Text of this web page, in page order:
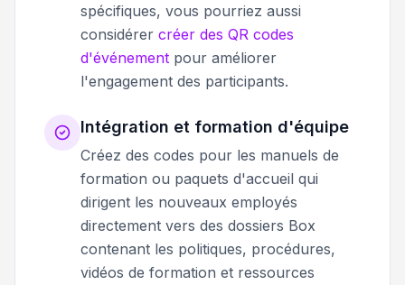
spécifiques, vous pourriez aussi
considérer créer des QR codes
d'événement pour améliorer
l'engagement des participants.
Intégration et formation d'équipe
Créez des codes pour les manuels de
formation ou paquets d'accueil qui
dirigent les nouveaux employés
directement vers des dossiers Box
contenant les politiques, procédures,
vidéos de formation et ressources